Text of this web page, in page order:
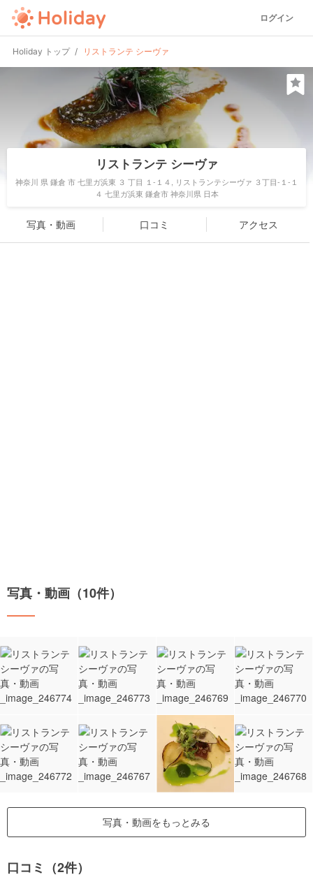
ログイン
Holiday トップ リストランテ シーヴァ
リストランテ シーヴァ
神奈川 県 鎌倉 市 七里ガ浜東 ３ 丁目 １-１４, リストランテシーヴァ ３丁目-１-１
４ 七里ガ浜東 鎌倉市 神奈川県 日本
写真・動画 口コミ アクセス
写真・動画（10件）
写真・動画をもっとみる
口コミ（2件）